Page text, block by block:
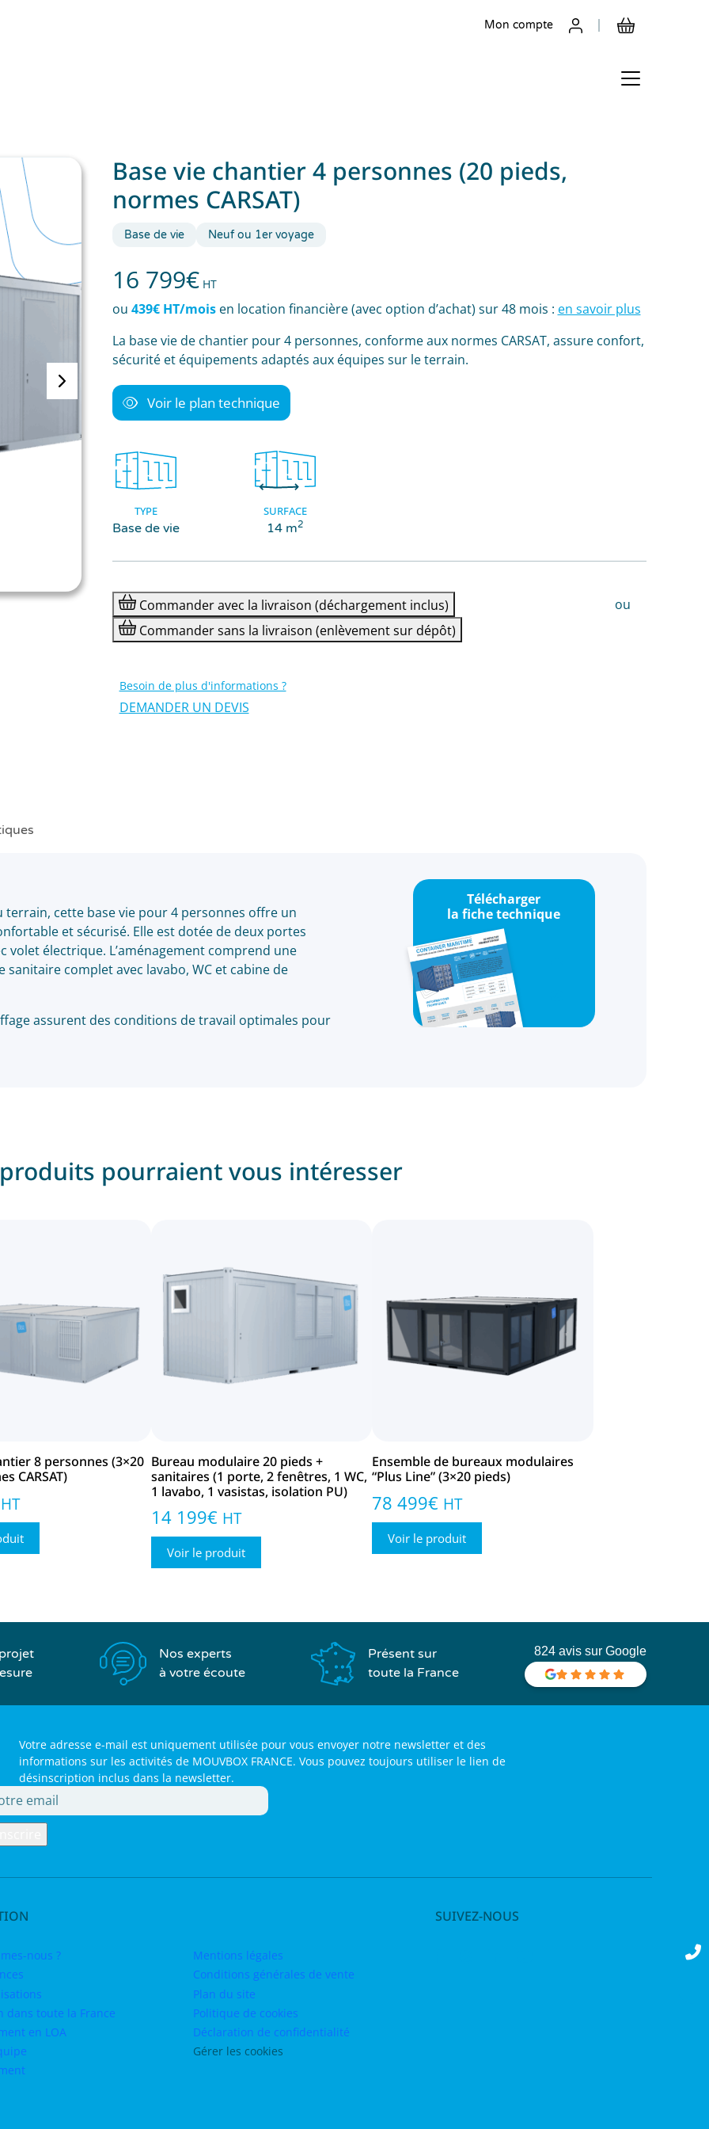
Mon compte
Base vie chantier 4 personnes (20 pieds,
normes CARSAT)
Base de vie Neuf ou 1er voyage
16 799€ HT
ou 439€ HT/moisen location financière (avec option d’achat) sur 48 mois : en savoir plus
La base vie de chantier pour 4 personnes, conforme aux normes CARSAT, assure confort,
sécurité et équipements adaptés aux équipes sur le terrain.
Voir le plan technique
TYPE
Base de vie
SURFACE
14 m2
Commander avec la livraison (déchargement inclus)
ou
Commander sans la livraison (enlèvement sur dépôt)
Besoin de plus d'informations ?
DEMANDER UN DEVIS
cette base vie pour 4 personnes offre un
et sécurisé. Elle est dotée de deux portes
volet électrique. L’aménagement comprend une
complet avec lavabo, WC et cabine de
assurent des conditions de travail optimales pour
Télécharger
la fiche technique
pourraient vous intéresser
8 personnes (3×20
CARSAT)
HT
Bureau modulaire 20 pieds +
sanitaires (1 porte, 2 fenêtres, 1 WC,
1 lavabo, 1 vasistas, isolation PU)
14 199€ HT
Voir le produit
Ensemble de bureaux modulaires
“Plus Line” (3×20 pieds)
78 499€ HT
Voir le produit
Nos experts
à votre écoute
Présent sur
toute la France
824 avis sur Google
Votre adresse e-mail est uniquement utilisée pour vous envoyer notre newsletter et des
informations sur les activités de MOUVBOX FRANCE. Vous pouvez toujours utiliser le lien de
désinscription inclus dans la newsletter.
nous ?
dans toute la France
en LOA
Mentions légales
Conditions générales de vente
Plan du site
Politique de cookies
Déclaration de confidentialité
Gérer les cookies
SUIVEZ-NOUS